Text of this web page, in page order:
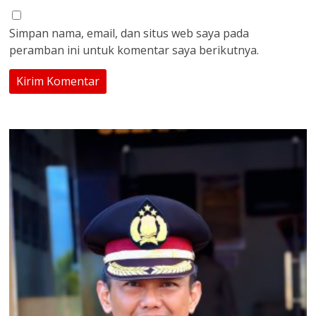
Simpan nama, email, dan situs web saya pada
peramban ini untuk komentar saya berikutnya.